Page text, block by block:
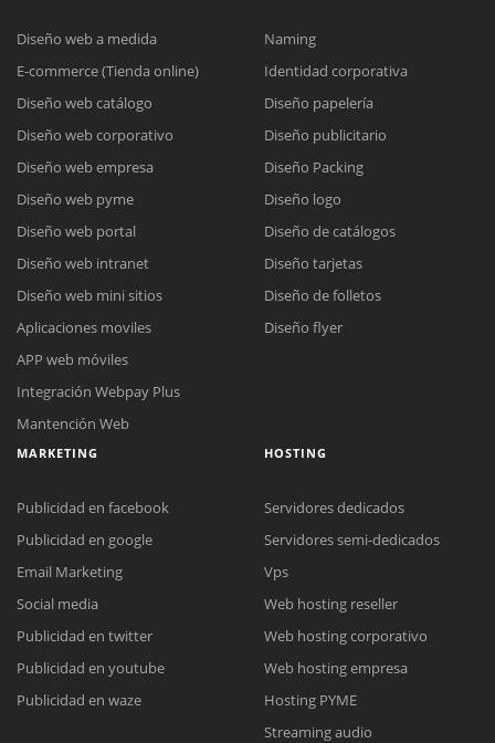
Reunión online
Nuestros ejecutivos le enviarán un correo electrónico con el enlace a
Meet para la reunión online.
Cotización
Todos nuestros ejecutivos están fuera de línea. Complete el formulario
Diseño web a medida
E-commerce (Tienda online)
Diseño web catálogo
Diseño web corporativo
Diseño web empresa
Diseño web pyme
Diseño web portal
Diseño web intranet
Diseño web mini sitios
Aplicaciones moviles
APP web móviles
Integración Webpay Plus
Mantención Web
Naming
Identidad corporativa
Diseño papelería
Diseño publicitario
Diseño Packing
Diseño logo
Diseño de catálogos
Diseño tarjetas
Diseño de folletos
Diseño flyer
MARKETING
Publicidad en facebook
Publicidad en google
Email Marketing
Social media
Publicidad en twitter
Publicidad en youtube
Publicidad en waze
HOSTING
Servidores dedicados
Servidores semi-dedicados
Vps
Web hosting reseller
Web hosting corporativo
Web hosting empresa
Hosting PYME
Streaming audio